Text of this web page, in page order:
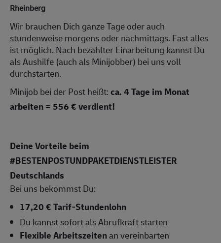
Rheinberg
Wir brauchen Dich ganze Tage oder auch
stundenweise morgens oder nachmittags. Fast alles
ist möglich. Nach bezahlter Einarbeitung kannst Du
als Aushilfe (auch als Minijobber) bei uns voll
durchstarten.
Minijob bei der Post heißt:ca.4 Tage im Monat
arbeiten = 556 € verdient!
Deine Vorteile beim
#BESTENPOSTUNDPAKETDIENSTLEISTER
Deutschlands
Bei uns bekommst Du:
17,20 € Tarif-Stundenlohn
Du kannst sofort als Abrufkraft starten
Flexible Arbeitszeitenan vereinbarten